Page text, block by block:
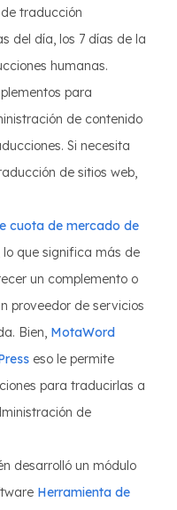
traducción
del día, los 7 días de la
humanas.
para
de contenido
Si necesita
de sitios web,
cuota de mercado de
lo que significa más de
un complemento o
proveedor de servicios
Bien, MotaWord
eso le permite
para traducirlas a
de
desarrolló un módulo
Herramienta de